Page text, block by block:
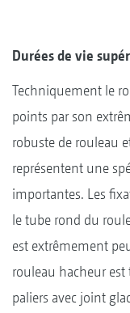
Durées de vie
Techniquement le
points par son
robuste de rouleau
représentent une
importantes. Les
le tube rond du
est extrêmement
rouleau hacheur
paliers avec joint